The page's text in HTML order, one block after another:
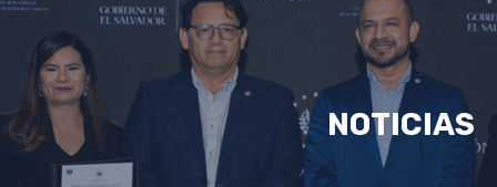
NOTICIAS